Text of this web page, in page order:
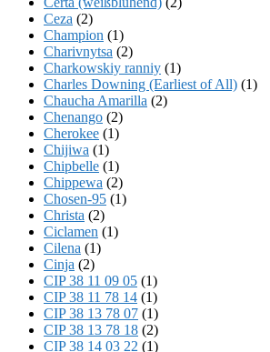
Ceza (2)
Champion (1)
Charivnytsa (2)
Charkowskiy ranniy (1)
Charles Downing (Earliest of All) (1)
Chaucha Amarilla (2)
Chenango (2)
Cherokee (1)
Chijiwa (1)
Chipbelle (1)
Chippewa (2)
Chosen-95 (1)
Christa (2)
Ciclamen (1)
Cilena (1)
Cinja (2)
CIP 38 11 09 05 (1)
CIP 38 11 78 14 (1)
CIP 38 13 78 07 (1)
CIP 38 13 78 18 (2)
CIP 38 14 03 22 (1)